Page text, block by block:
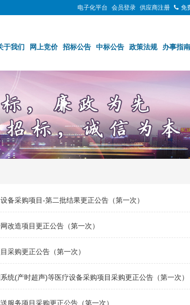
电子化平台 会员登录 供应商注册 免
于我们 网上竞价 招标公告 中标公告 政策法规 办事指南
备采购项目-第二批结果更正公告（第一次）
改造项目更正公告（第一次）
采购更正公告（第一次）
统(产时超声)等医疗设备采购项目采购更正公告（第一次）
服务项目采购更正公告（第一次）